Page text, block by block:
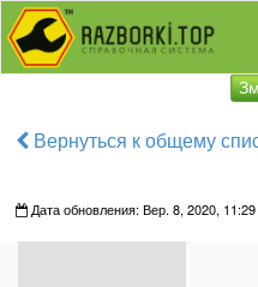
Вернуться к общему
Дата обновления: Вер. 8, 2020,